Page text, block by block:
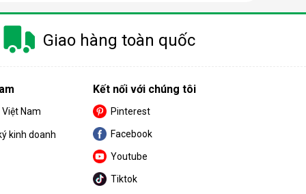
này chỉ cho phép các phân tử nước tinh khiết
hợp trong máy. Sau khi đi qua
Giao hàng toàn quốc
Việt Nam
kinh doanh
Kết nối với chúng tôi
Pinterest
Facebook
Youtube
Tiktok